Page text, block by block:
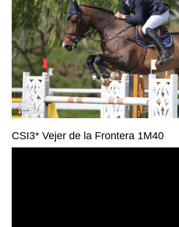
CSI3* Vejer de la Frontera 1M40